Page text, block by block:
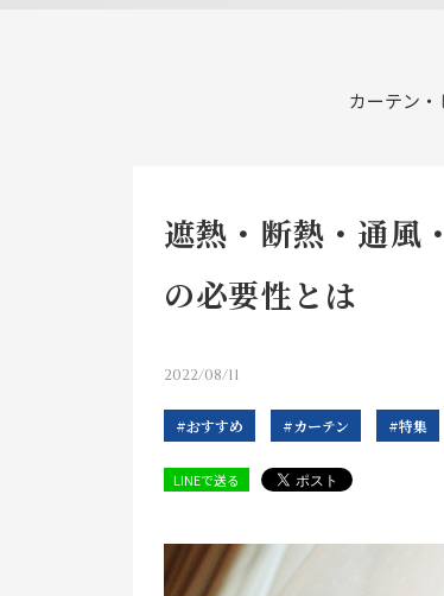
カーテン・
遮熱・断熱・通風
の必要性とは
2022/08/11
#おすすめ #カーテン #特集
LINEで送る